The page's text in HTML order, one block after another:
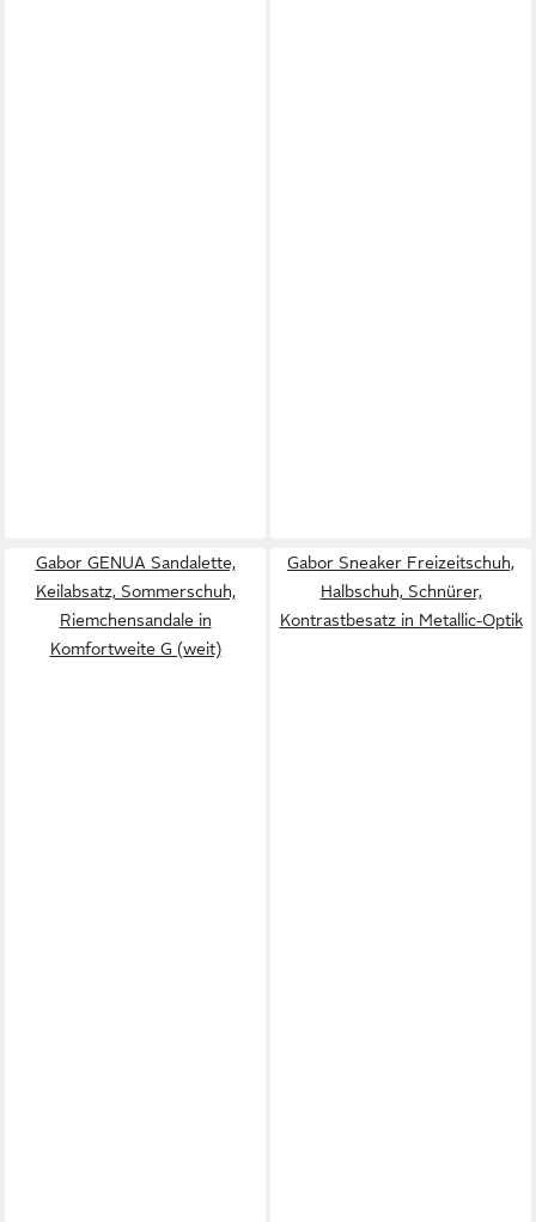
Gabor GENUA Sandalette,
Keilabsatz, Sommerschuh,
Riemchensandale in
Komfortweite G (weit)
Gabor Sneaker Freizeitschuh,
Halbschuh, Schnürer,
Kontrastbesatz in Metallic-Optik